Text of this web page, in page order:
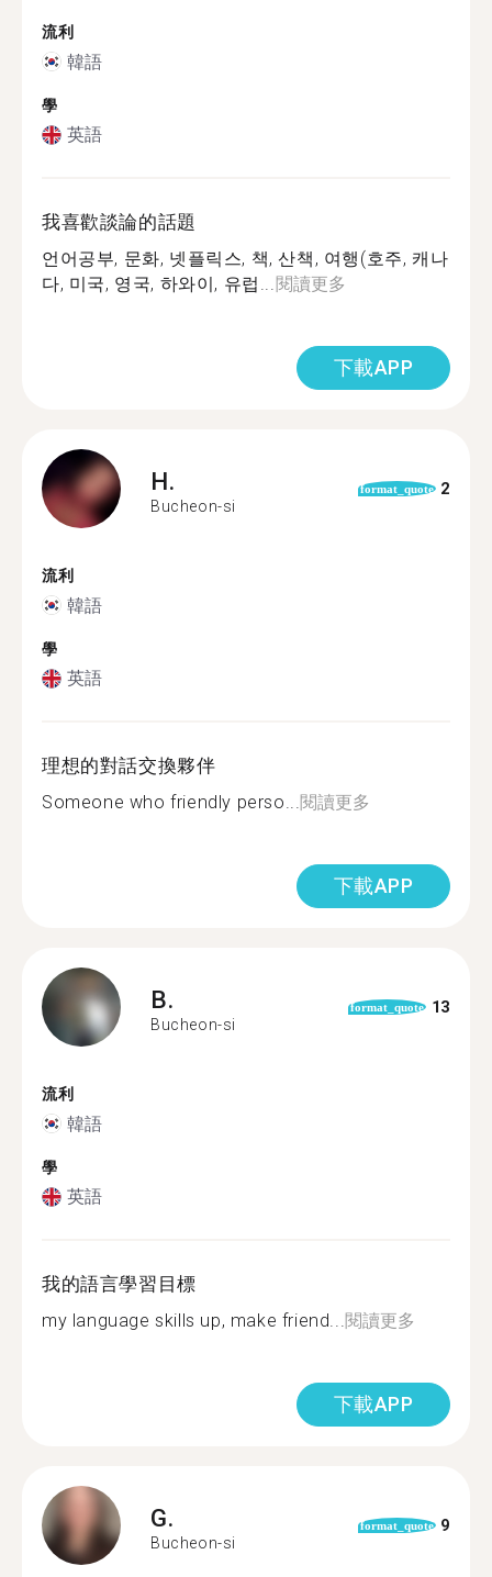
流利
韓語
學
英語
我喜歡談論的話題
언어공부, 문화, 넷플릭스, 책, 산책, 여행(호주, 캐나
다, 미국, 영국, 하와이, 유럽...閱讀更多
下載APP
H.
Bucheon-si
format_quote 2
流利
韓語
學
英語
理想的對話交換夥伴
Someone who friendly perso...閱讀更多
下載APP
B.
Bucheon-si
format_quote 13
流利
韓語
學
英語
我的語言學習目標
my language skills up, make friend...閱讀更多
下載APP
G.
Bucheon-si
format_quote 9